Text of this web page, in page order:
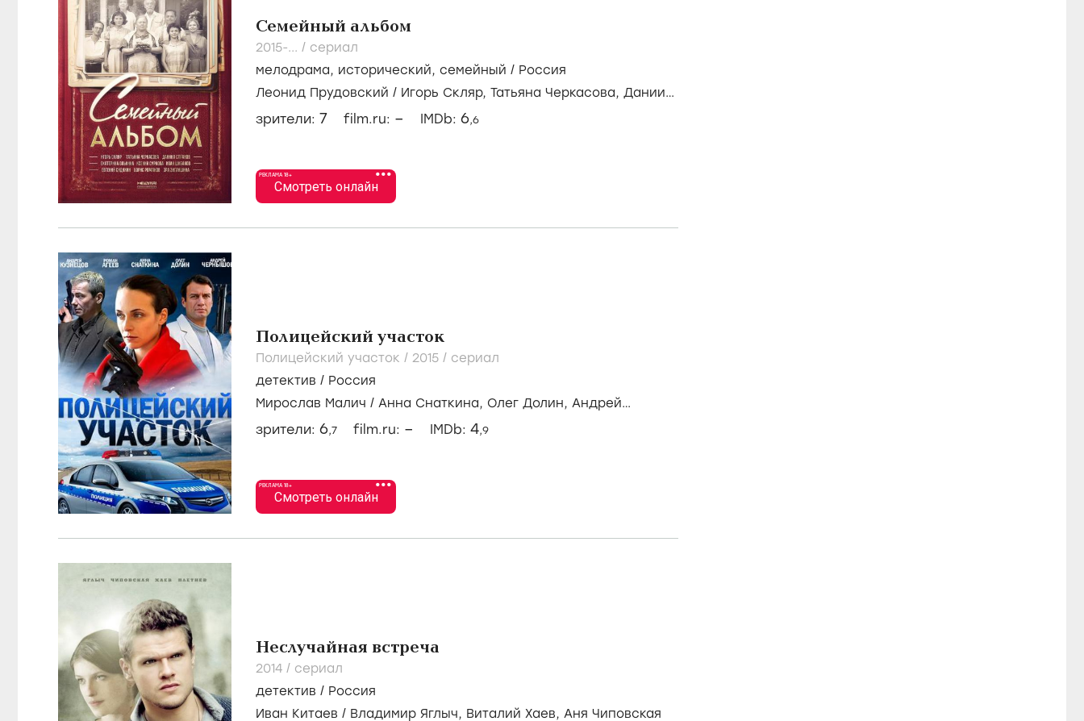
Семейный альбом
2015-... / сериал
мелодрама, исторический, семейный / Россия
Леонид Прудовский / Игорь Скляр, Татьяна Черкасова, Даниил
зрители: 7 film.ru: – IMDb: 6,6
•••
РЕКЛАМА 18+
Смотреть онлайн
Полицейский участок
Полицейский участок / 2015 / сериал
детектив / Россия
Мирослав Малич / Анна Снаткина, Олег Долин, Андрей
зрители: 6,7 film.ru: – IMDb: 4,9
•••
РЕКЛАМА 18+
Смотреть онлайн
Неслучайная встреча
2014 / сериал
детектив / Россия
Иван Китаев / Владимир Яглыч, Виталий Хаев, Аня Чиповская